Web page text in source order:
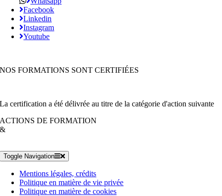
Facebook
Linkedin
Instagram
Youtube
NOS FORMATIONS SONT CERTIFIÉES
La certification a été délivrée au titre de la catégorie d'action suivante
ACTIONS DE FORMATION
&
Toggle Navigation
Mentions légales, crédits
Politique en matière de vie privée
Politique en matière de cookies